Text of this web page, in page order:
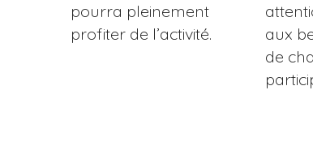
pourra pleinement
profiter de l’activité.
aux
de